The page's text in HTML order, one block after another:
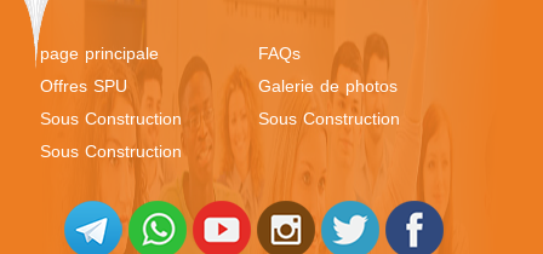
page principale
FAQs
Offres SPU
Galerie de photos
Sous Construction
Sous Construction
Sous Construction